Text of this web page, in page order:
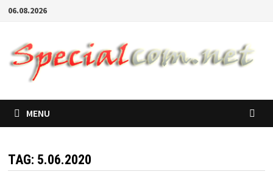
06.08.2026
MENU
TAG: 5.06.2020